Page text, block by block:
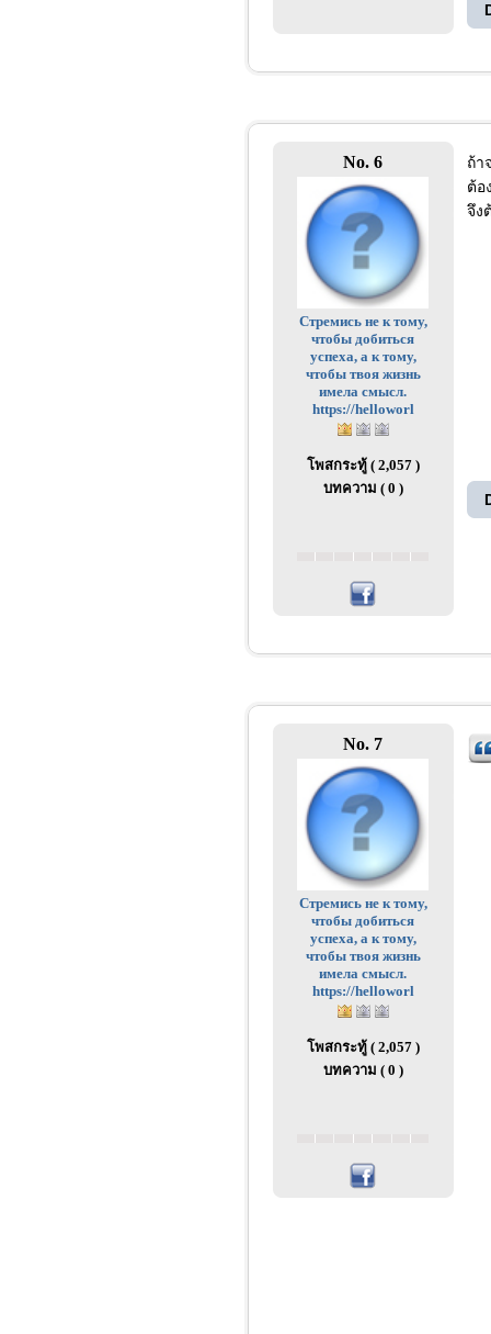
No. 6
Стремись не к тому,
чтобы добиться
успеха, а к тому,
чтобы твоя жизнь
имела смысл.
https://helloworl
โพสกระทู้ ( 2,057 )
บทความ ( 0 )
ถ้า
ต้อ
จึง
No. 7
Стремись не к тому,
чтобы добиться
успеха, а к тому,
чтобы твоя жизнь
имела смысл.
https://helloworl
โพสกระทู้ ( 2,057 )
บทความ ( 0 )